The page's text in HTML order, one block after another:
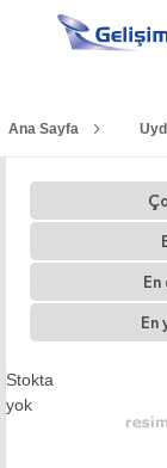
Ana Sayfa
En
Stokta
yok